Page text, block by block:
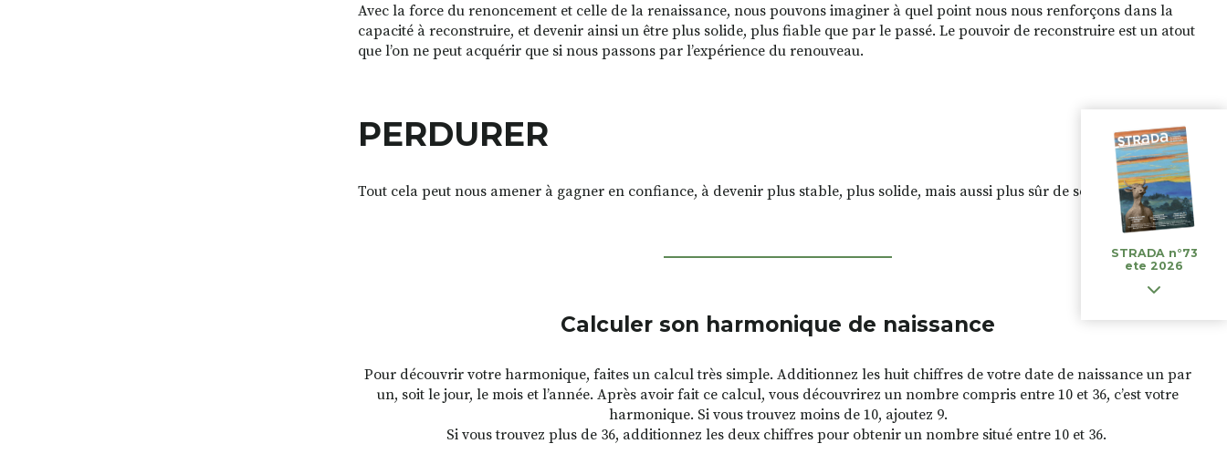
Avec la force du renoncement et celle de la renaissance, nous pouvons imaginer à quel point nous nous renforçons dans la
capacité à reconstruire, et devenir ainsi un être plus solide, plus fiable que par le passé. Le pouvoir de reconstruire est un atout
que l’on ne peut acquérir que si nous passons par l’expérience du renouveau.
PERDURER
Tout cela peut nous amener à gagner en confiance, à devenir plus stable, plus solide, mais aussi plus sûr de soi.
Calculer son harmonique de naissance
Pour découvrir votre harmonique, faites un calcul très simple. Additionnez les huit chiffres de votre date de naissance un par
un, soit le jour, le mois et l’année. Après avoir fait ce calcul, vous découvrirez un nombre compris entre 10 et 36, c’est votre
harmonique. Si vous trouvez moins de 10, ajoutez 9.
Si vous trouvez plus de 36, additionnez les deux chiffres pour obtenir un nombre situé entre 10 et 36.
STRADA n°73
ete 2026